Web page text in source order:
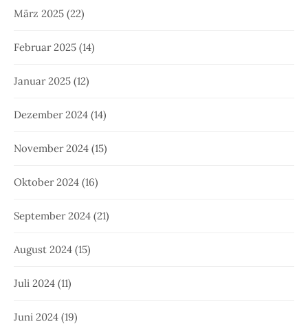
März 2025 (22)
Februar 2025 (14)
Januar 2025 (12)
Dezember 2024 (14)
November 2024 (15)
Oktober 2024 (16)
September 2024 (21)
August 2024 (15)
Juli 2024 (11)
Juni 2024 (19)